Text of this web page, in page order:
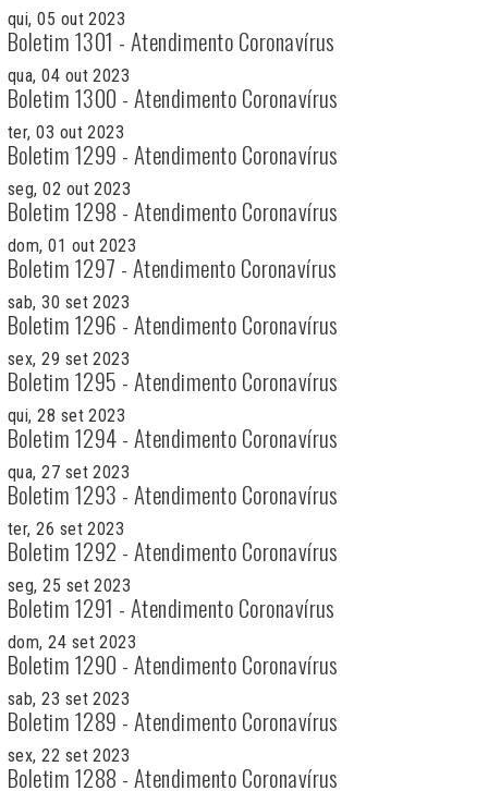
qui, 05 out 2023
Boletim 1301 - Atendimento Coronavírus
qua, 04 out 2023
Boletim 1300 - Atendimento Coronavírus
ter, 03 out 2023
Boletim 1299 - Atendimento Coronavírus
seg, 02 out 2023
Boletim 1298 - Atendimento Coronavírus
dom, 01 out 2023
Boletim 1297 - Atendimento Coronavírus
sab, 30 set 2023
Boletim 1296 - Atendimento Coronavírus
sex, 29 set 2023
Boletim 1295 - Atendimento Coronavírus
qui, 28 set 2023
Boletim 1294 - Atendimento Coronavírus
qua, 27 set 2023
Boletim 1293 - Atendimento Coronavírus
ter, 26 set 2023
Boletim 1292 - Atendimento Coronavírus
seg, 25 set 2023
Boletim 1291 - Atendimento Coronavírus
dom, 24 set 2023
Boletim 1290 - Atendimento Coronavírus
sab, 23 set 2023
Boletim 1289 - Atendimento Coronavírus
sex, 22 set 2023
Boletim 1288 - Atendimento Coronavírus